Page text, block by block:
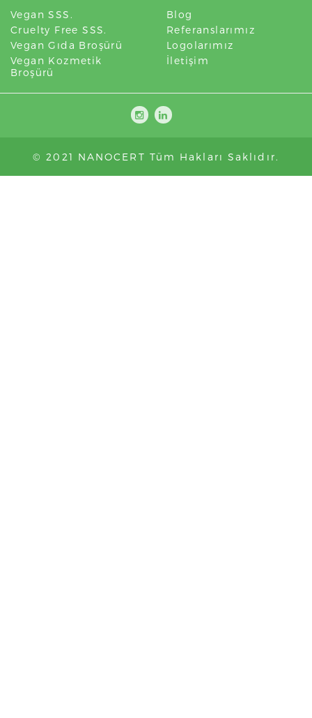
Vegan SSS.
Cruelty Free SSS.
Vegan Gıda Broşürü
Vegan Kozmetik
Broşürü
Blog
Referanslarımız
Logolarımız
İletişim
© 2021 NANOCERT Tüm Hakları Saklıdır.